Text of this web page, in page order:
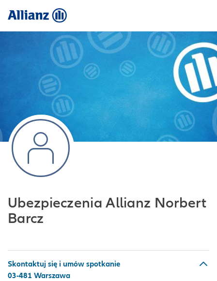
Ubezpieczenia Allianz Norbert
Barcz
Skontaktuj się i umów spotkanie
03-481 Warszawa